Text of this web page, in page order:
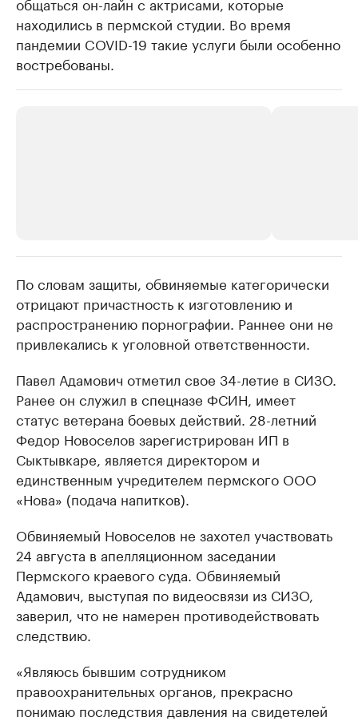
находились в пермской студии. Во время
пандемии COVID-19 такие услуги были особенно
востребованы.
Крупнейшие производители и
продавцы медийной продукции
Ознакомьтесь с информацией в каталоге
Страховые
Посмотрите в
По словам защиты, обвиняемые категорически
отрицают причастность к изготовлению и
распространению порнографии. Раннее они не
привлекались к уголовной ответственности.
Павел Адамович отметил свое 34-летие в СИЗО.
Ранее он служил в спецназе ФСИН, имеет
статус ветерана боевых действий. 28-летний
Федор Новоселов зарегистрирован ИП в
Сыктывкаре, является директором и
единственным учредителем пермского ООО
«Нова» (подача напитков).
Обвиняемый Новоселов не захотел участвовать
24 августа в апелляционном заседании
Пермского краевого суда. Обвиняемый
Адамович, выступая по видеосвязи из СИЗО,
заверил, что не намерен противодействовать
следствию.
«Являюсь бывшим сотрудником
правоохранительных органов, прекрасно
понимаю последствия давления на свидетелей